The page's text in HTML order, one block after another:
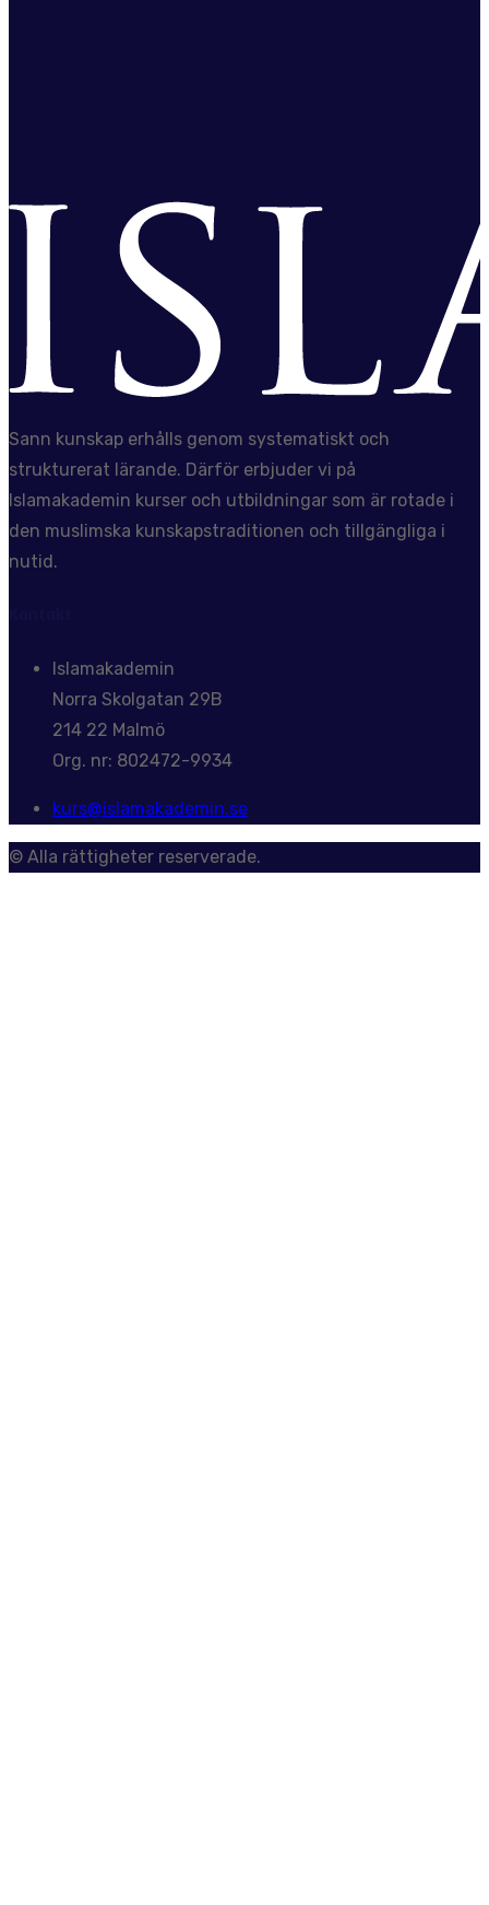
Sann kunskap erhålls genom systematiskt och
strukturerat lärande. Därför erbjuder vi på
Islamakademin kurser och utbildningar som är rotade i
den muslimska kunskapstraditionen och tillgängliga i
nutid.
Islamakademin
Norra Skolgatan 29B
214 22 Malmö
Org. nr: 802472-9934
kurs@islamakademin.se
© Alla rättigheter reserverade.